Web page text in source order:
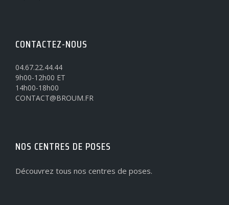
CONTACTEZ-NOUS
04.67.22.44.44
9h00-12h00 ET
14h00-18h00
CONTACT@BROUM.FR
NOS CENTRES DE POSES
Découvrez tous nos centres de poses.